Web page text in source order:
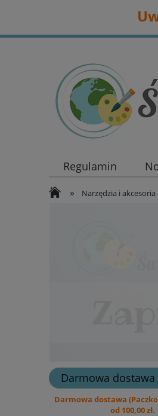
Regulamin
» Narzędzia i akcesoria
Darmowa dostawa
Darmowa dostawa
od 100,00 zł.